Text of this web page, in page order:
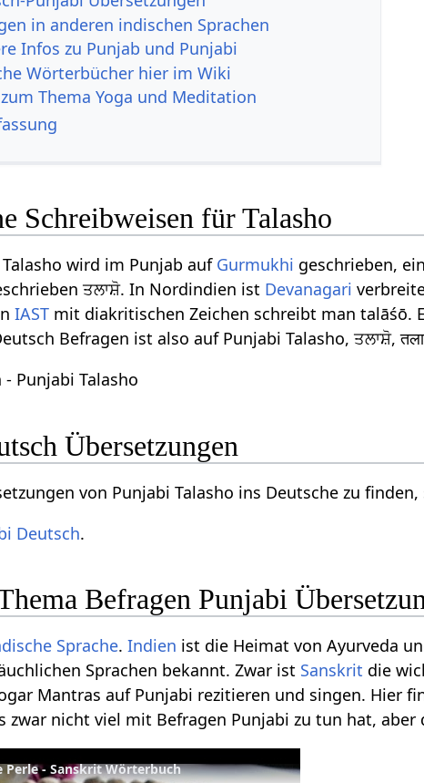
in anderen indischen Sprachen
Infos zu Punjab und Punjabi
Wörterbücher hier im Wiki
Thema Yoga und Meditation
Schreibweisen für Talasho
wird im Punjab auf Gurmukhi geschrieben,
ਤਲਾਸ਼ੋ. In Nordindien ist Devanagari
IAST mit diakritischen Zeichen schreibt man talāśō.
Befragen ist also auf Punjabi Talasho, ਤਲਾਸ਼ੋ,
Punjabi Talasho
Übersetzungen
von Punjabi Talasho ins Deutsche zu
Deutsch.
Befragen Punjabi
Sprache.Indien ist die Heimat von Ayurveda
Sprachen bekannt. Zwar ist Sanskrit die
Mantras auf Punjabi rezitieren und singen. Hier
zwar nicht viel mit Befragen Punjabi zu tun hat,
Perle - Sanskrit Wörterbuch